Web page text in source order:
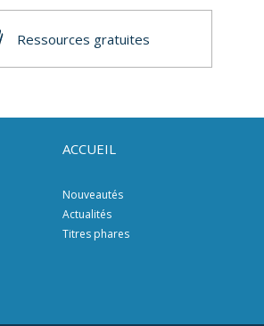
Ressources gratuites
ACCUEIL
Nouveautés
Actualités
Titres phares